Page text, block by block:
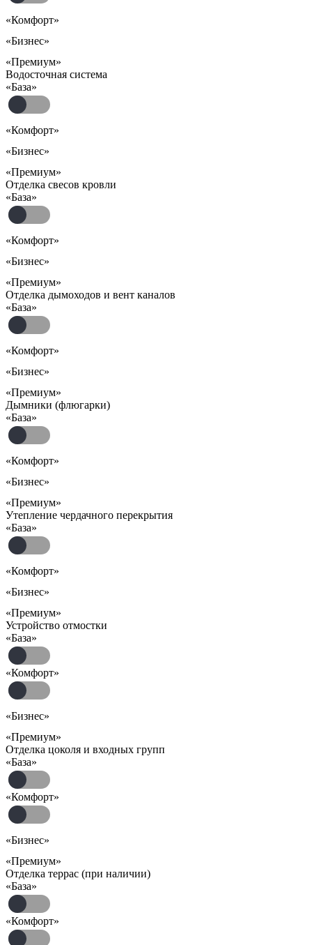
«Комфорт»
«Бизнес»
«Премиум»
Водосточная система
«База»
«Комфорт»
«Бизнес»
«Премиум»
Отделка свесов кровли
«База»
«Комфорт»
«Бизнес»
«Премиум»
Отделка дымоходов и вент каналов
«База»
«Комфорт»
«Бизнес»
«Премиум»
Дымники (флюгарки)
«База»
«Комфорт»
«Бизнес»
«Премиум»
Утепление чердачного перекрытия
«База»
«Комфорт»
«Бизнес»
«Премиум»
Устройство отмостки
«База»
«Комфорт»
«Бизнес»
«Премиум»
Отделка цоколя и входных групп
«База»
«Комфорт»
«Бизнес»
«Премиум»
Отделка террас (при наличии)
«База»
«Комфорт»